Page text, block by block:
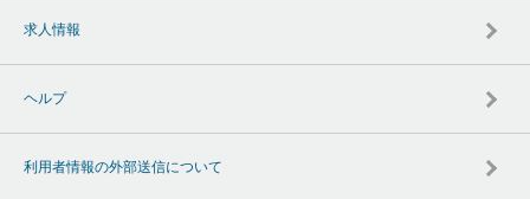
求人情報
ヘルプ
利用者情報の外部送信について